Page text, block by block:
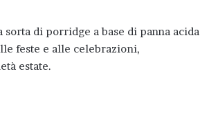
di porridge a base di panna acida
feste e alle celebrazioni,
estate.